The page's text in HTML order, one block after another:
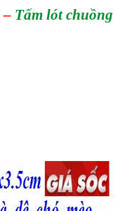
– Tấm lót chuồng